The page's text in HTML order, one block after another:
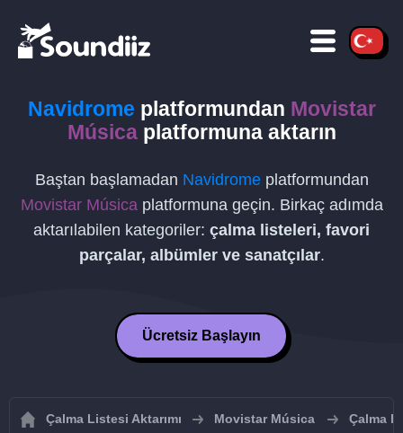
Navidrome platformundan Movistar
Músicaplatformuna aktarın
Baştan başlamadan Navidromeplatformundan
Movistar Músicaplatformuna geçin. Birkaç adımda
aktarılabilen kategoriler: çalma listeleri, favori
parçalar, albümler ve sanatçılar.
Ücretsiz Başlayın
Çalma Listesi Aktarımı Movistar Música Çalma